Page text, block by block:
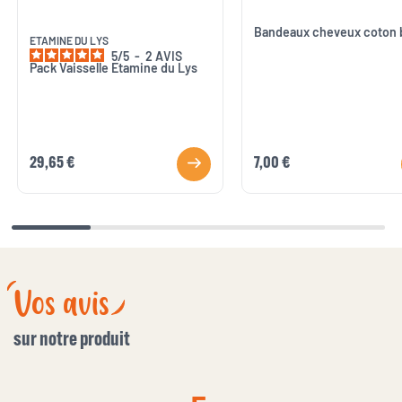
ETAMINE DU LYS
5/5 - 2 AVIS
Pack Vaisselle Etamine du Lys
29,65 €
Bandeaux cheveux coton
7,00 €
Vos avis
sur notre produit